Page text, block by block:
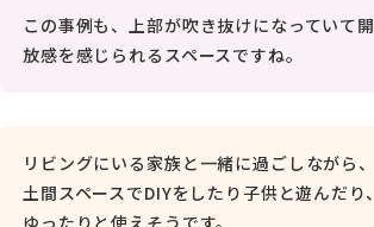
この事例も、上部が吹き抜けになっていて開
放感を感じられるスペースですね。
リビングにいる家族と一緒に過ごしながら、
土間スペースでDIYをしたり子供と遊んだり、